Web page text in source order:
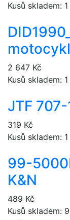
Kusů skladem: 1
motocykl
2 647 Kč
Kusů skladem: 1
JTF 707-
319 Kč
Kusů skladem: 1
99-
K&N
489 Kč
Kusů skladem: